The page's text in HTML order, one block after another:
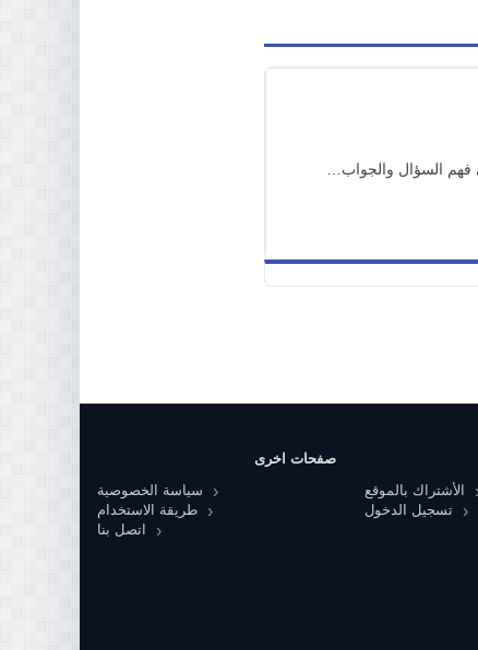
فهم السؤال والجواب…
الأشتراك بالموقع
تسجيل الدخول
صفحات اخرى
سياسة الخصوصية
طريقة الاستخدام
اتصل بنا